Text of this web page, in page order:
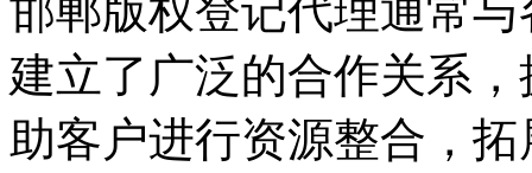
邯郸版权登记代理通常
建立了广泛的合作关系
助客户进行资源整合，